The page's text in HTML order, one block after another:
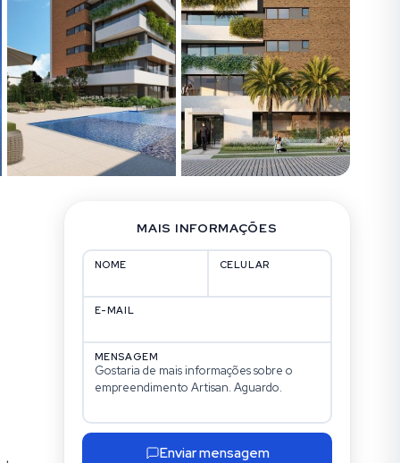
MAIS INFORMAÇÕES
NOME CELULAR
E-MAIL
MENSAGEM
Enviar mensagem